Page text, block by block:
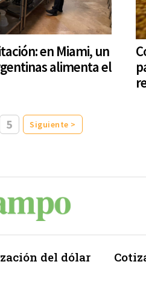
en Miami, un
alimenta el
5 Siguiente >
del dólar